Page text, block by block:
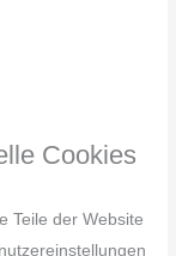
Cookies
Teile der Website